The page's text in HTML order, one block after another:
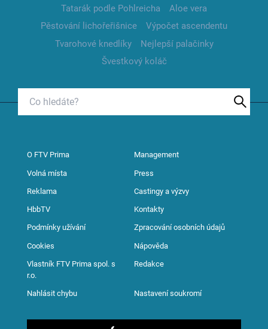
Tatarák podle Pohlreicha
Aloe vera
Pěstování lichořeřišnice
Výpočet ascendentu
Tvarohové knedlíky
Nejlepší palačinky
Švestkový koláč
O FTV Prima Management
Volná místa Press
Reklama Castingy a výzvy
HbbTV Kontakty
Podmínky užívání Zpracování osobních údajů
Cookies Nápověda
Vlastník FTV Prima spol. s
r.o.
Redakce
Nahlásit chybu Nastavení soukromí